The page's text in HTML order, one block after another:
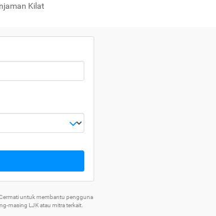
Kilat
untuk membantu pengguna
masing LJK atau mitra terkait.